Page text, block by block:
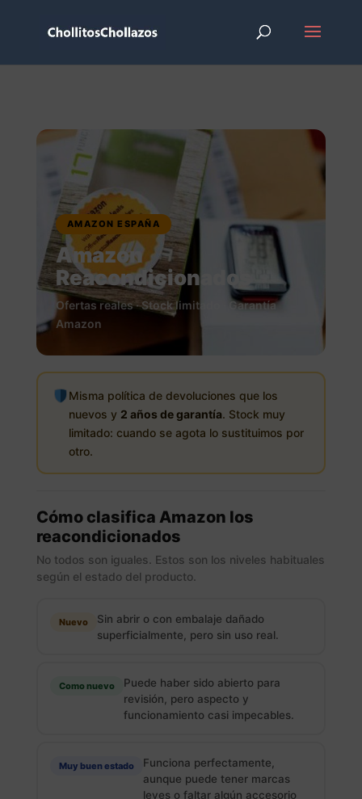
AMAZON ESPAÑA
Amazon
Reacondicionados
Ofertas reales · Stock limitado · Garantía
Amazon
Misma política de devoluciones que los
nuevos y 2 años de garantía. Stock muy
limitado: cuando se agota lo sustituimos por
otro.
Cómo clasifica Amazon los
reacondicionados
No todos son iguales. Estos son los niveles habituales
según el estado del producto.
Nuevo
Sin abrir o con embalaje dañado
superficialmente, pero sin uso real.
Como nuevo
Puede haber sido abierto para
revisión, pero aspecto y
funcionamiento casi impecables.
Muy buen estado
Funciona perfectamente,
aunque puede tener marcas
leves o faltar algún accesorio